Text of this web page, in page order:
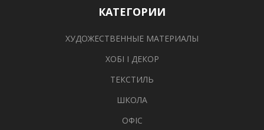
КАТЕГОРИИ
ХУДОЖЕСТВЕННЫЕ МАТЕРИАЛЫ
ХОБІ І ДЕКОР
ТЕКСТИЛЬ
ШКОЛА
ОФІС